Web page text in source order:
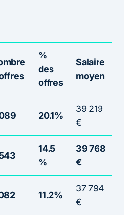
%
des
offres
Salaire
moyen
20.1%
39 219
€
14.5
%
39 768
€
11.2%
37 794
€